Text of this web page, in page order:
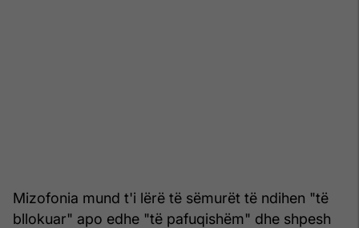
Mizofonia mund t'i lërë të sëmurët të ndihen "të
bllokuar" apo edhe "të pafuqishëm" dhe shpesh